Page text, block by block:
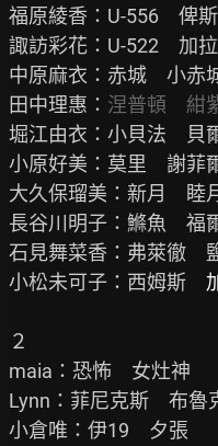
福原綾香：U-556　俾
諏訪彩花：U-522　加
中原麻衣：赤城　小赤
田中理惠： 涅普頓　紺
堀江由衣：小貝法　貝
小原好美：莫里　謝菲
大久保瑠美：新月　睦
長谷川明子：鰷魚　福
石見舞菜香：弗萊徹　
小松未可子：西姆斯
２
maia：恐怖　女灶神
Lynn：菲尼克斯　布魯
小倉唯：伊19　夕張